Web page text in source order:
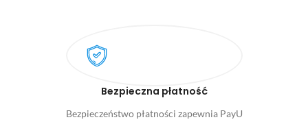
Bezpieczna płatność
Bezpieczeństwo płatności zapewnia PayU